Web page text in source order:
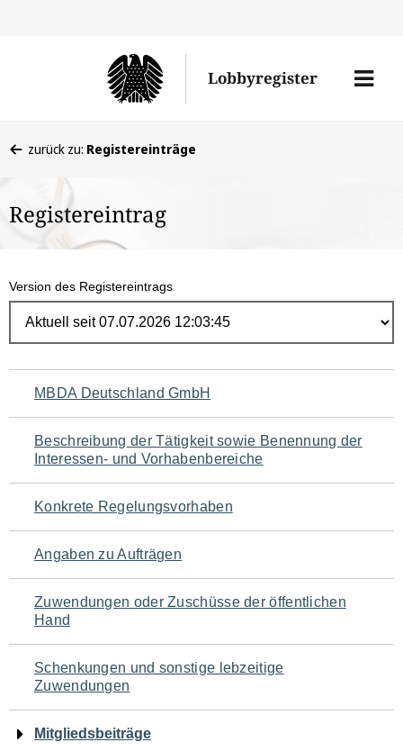
Lobbyregister
Menü
befinden
hier:
zurück zu: Registereinträge
Registereintrag
Version des Registereintrags
Navigation
für
den
Seiteninhalt
MBDA Deutschland GmbH
Beschreibung der Tätigkeit sowie Benennung der
Interessen- und Vorhabenbereiche
Konkrete Regelungsvorhaben
Angaben zu Aufträgen
Zuwendungen oder Zuschüsse der öffentlichen
Hand
Schenkungen und sonstige lebzeitige
Zuwendungen
Mitgliedsbeiträge